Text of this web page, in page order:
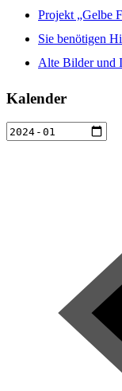
Projekt „Gelbe
Sie benötigen
Alte Bilder und
Kalender